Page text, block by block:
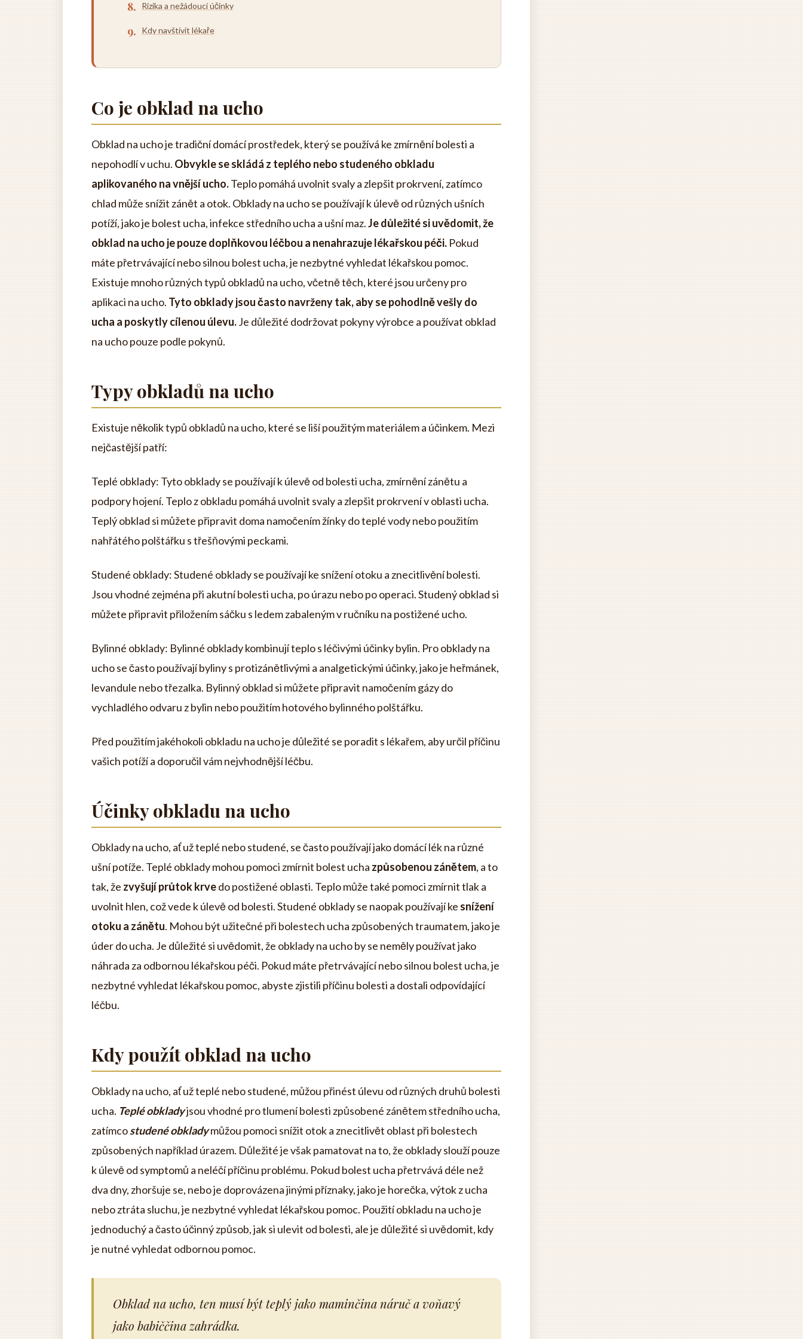
Rizika a nežádoucí účinky
Kdy navštívit lékaře
Co je obklad na ucho
Obklad na ucho je tradiční domácí prostředek, který se používá ke zmírnění bolesti a
nepohodlí v uchu. Obvykle se skládá z teplého nebo studeného obkladu
aplikovaného na vnější ucho.Teplo pomáhá uvolnit svaly a zlepšit prokrvení, zatímco
chlad může snížit zánět a otok. Obklady na ucho se používají k úlevě od různých ušních
potíží, jako je bolest ucha, infekce středního ucha a ušní maz.Je důležité si uvědomit, že
obklad na ucho je pouze doplňkovou léčbou a nenahrazuje lékařskou péči. Pokud
máte přetrvávající nebo silnou bolest ucha, je nezbytné vyhledat lékařskou pomoc.
Existuje mnoho různých typů obkladů na ucho, včetně těch, které jsou určeny pro
aplikaci na ucho. Tyto obklady jsou často navrženy tak, aby se pohodlně vešly do
ucha a poskytly cílenou úlevu.Je důležité dodržovat pokyny výrobce a používat obklad
na ucho pouze podle pokynů.
Typy obkladů na ucho
Existuje několik typů obkladů na ucho, které se liší použitým materiálem a účinkem. Mezi
nejčastější patří:
Teplé obklady: Tyto obklady se používají k úlevě od bolesti ucha, zmírnění zánětu a
podpory hojení. Teplo z obkladu pomáhá uvolnit svaly a zlepšit prokrvení v oblasti ucha.
Teplý obklad si můžete připravit doma namočením žínky do teplé vody nebo použitím
nahřátého polštářku s třešňovými peckami.
Studené obklady: Studené obklady se používají ke snížení otoku a znecitlivění bolesti.
Jsou vhodné zejména při akutní bolesti ucha, po úrazu nebo po operaci. Studený obklad si
můžete připravit přiložením sáčku s ledem zabaleným v ručníku na postižené ucho.
Bylinné obklady: Bylinné obklady kombinují teplo s léčivými účinky bylin. Pro obklady na
ucho se často používají byliny s protizánětlivými a analgetickými účinky, jako je heřmánek,
levandule nebo třezalka. Bylinný obklad si můžete připravit namočením gázy do
vychladlého odvaru z bylin nebo použitím hotového bylinného polštářku.
Před použitím jakéhokoli obkladu na ucho je důležité se poradit s lékařem, aby určil příčinu
vašich potíží a doporučil vám nejvhodnější léčbu.
Účinky obkladu na ucho
Obklady na ucho, ať už teplé nebo studené, se často používají jako domácí lék na různé
ušní potíže. Teplé obklady mohou pomoci zmírnit bolest ucha způsobenou zánětem, a to
tak, že zvyšují průtok krvedo postižené oblasti. Teplo může také pomoci zmírnit tlak a
uvolnit hlen, což vede k úlevě od bolesti. Studené obklady se naopak používají ke snížení
otoku a zánětu. Mohou být užitečné při bolestech ucha způsobených traumatem, jako je
úder do ucha. Je důležité si uvědomit, že obklady na ucho by se neměly používat jako
náhrada za odbornou lékařskou péči. Pokud máte přetrvávající nebo silnou bolest ucha, je
nezbytné vyhledat lékařskou pomoc, abyste zjistili příčinu bolesti a dostali odpovídající
léčbu.
Kdy použít obklad na ucho
Obklady na ucho, ať už teplé nebo studené, můžou přinést úlevu od různých druhů bolesti
ucha. Teplé obkladyjsou vhodné pro tlumení bolesti způsobené zánětem středního ucha,
zatímcostudené obkladymůžou pomoci snížit otok a znecitlivět oblast při bolestech
způsobených například úrazem. Důležité je však pamatovat na to, že obklady slouží pouze
k úlevě od symptomů a neléčí příčinu problému. Pokud bolest ucha přetrvává déle než
dva dny, zhoršuje se, nebo je doprovázena jinými příznaky, jako je horečka, výtok z ucha
nebo ztráta sluchu, je nezbytné vyhledat lékařskou pomoc. Použití obkladu na ucho je
jednoduchý a často účinný způsob, jak si ulevit od bolesti, ale je důležité si uvědomit, kdy
je nutné vyhledat odbornou pomoc.
Obklad na ucho, ten musí být teplý jako maminčina náruč a voňavý
jako babiččina zahrádka.